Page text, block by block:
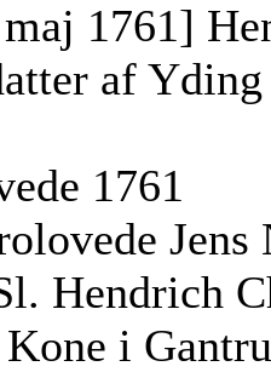
1761]
af Yding
1761
Hendrich
i